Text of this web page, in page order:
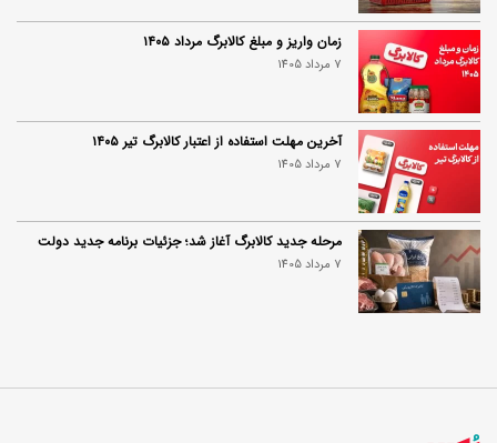
زمان واریز و مبلغ کالابرگ مرداد ۱۴۰۵
7 مرداد 1405
آخرین مهلت استفاده از اعتبار کالابرگ تیر ۱۴۰۵
7 مرداد 1405
مرحله جدید کالابرگ آغاز شد؛ جزئیات برنامه جدید دولت
7 مرداد 1405